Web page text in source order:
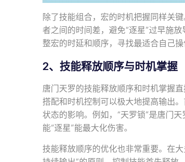
除了技能组合，宏的时机把握同样关
者之间的时间差，避免“逐星”过早施
整宏的时延和顺序，寻找最适合自己操
2、技能释放顺序与时机掌握
唐门天罗的技能释放顺序和时机掌握
搭配和时机控制可以极大地提高输出
状态的影响。例如，“天罗锁”是唐门
能“逐星”能最大化伤害。
技能释放顺序的优化也非常重要。在